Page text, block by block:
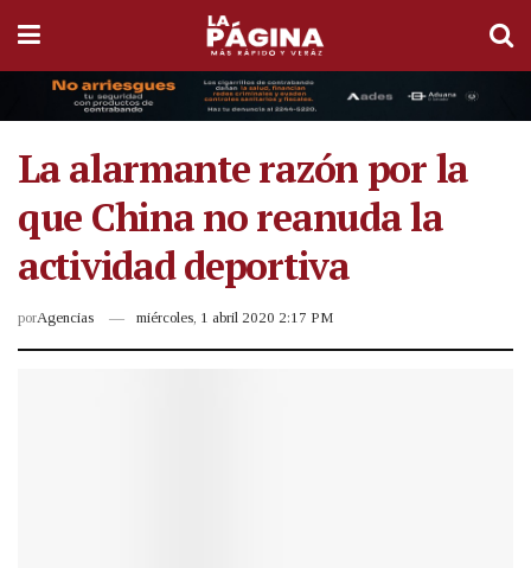
La alarmante razón por la
que China no reanuda la
actividad deportiva
porAgencias miércoles, 1 abril 2020 2:17 PM